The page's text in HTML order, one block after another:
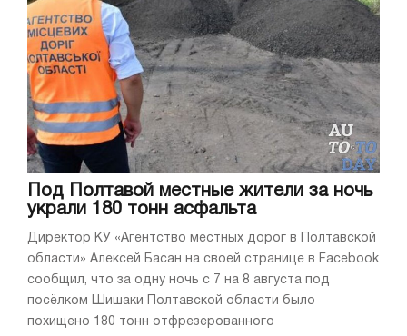
Под Полтавой местные жители за ночь
украли 180 тонн асфальта
Директор КУ «Агентство местных дорог в Полтавской
области» Алексей Басан на своей странице в Facebook
сообщил, что за одну ночь с 7 на 8 августа под
посёлком Шишаки Полтавской области было
похищено 180 тонн отфрезерованного